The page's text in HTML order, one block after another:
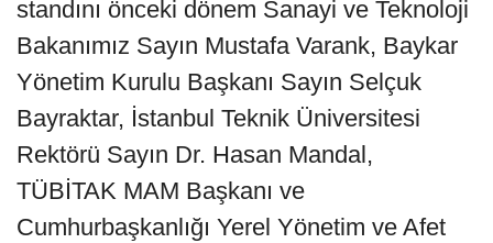
standını önceki dönem Sanayi ve Teknoloji
Bakanımız Sayın Mustafa Varank, Baykar
Yönetim Kurulu Başkanı Sayın Selçuk
Bayraktar, İstanbul Teknik Üniversitesi
Rektörü Sayın Dr. Hasan Mandal,
TÜBİTAK MAM Başkanı ve
Cumhurbaşkanlığı Yerel Yönetim ve Afet